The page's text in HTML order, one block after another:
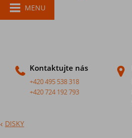
Kontaktujte nás
+420 495 538 318
+420 724 192 793
MENU
DISKY